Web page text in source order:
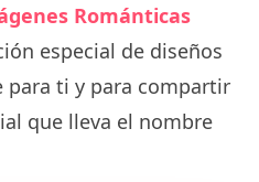
Románticas
especial de diseños
para ti y para compartir
que lleva el nombre